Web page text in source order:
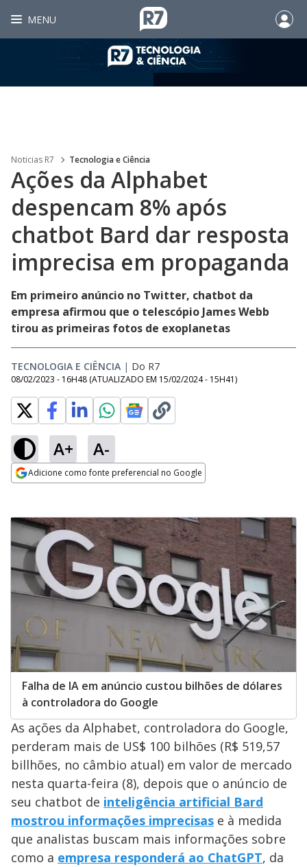
MENU
Noticias R7 Tecnologia e Ciência
Ações da Alphabet
despencam 8% após
chatbot Bard dar resposta
imprecisa em propaganda
Em primeiro anúncio no Twitter, chatbot da
empresa afirmou que o telescópio James Webb
tirou as primeiras fotos de exoplanetas
TECNOLOGIA E CIÊNCIA | Do R7
08/02/2023 - 16H48 (ATUALIZADO EM 15/02/2024 - 15H41)
A+ A-
Adicione como fonte preferencial no Google
Falha de IA em anúncio custou bilhões de dólares
à controladora do Google
As ações da Alphabet, controladora do Google,
perderam mais de US$ 100 bilhões (R$ 519,57
billhões, no câmbio atual) em valor de mercado
nesta quarta-feira (8), depois que o anúncio de
seu chatbot de inteligência artificial Bard
mostrou informações imprecisas e à medida
que analistas buscam mais informações sobre
como a empresa responderá ao ChatGPT, da